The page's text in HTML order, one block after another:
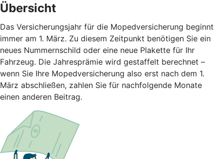
Übersicht
Das Versicherungsjahr für die Mopedversicherung beginnt
immer am 1. März. Zu diesem Zeitpunkt benötigen Sie ein
neues Nummernschild oder eine neue Plakette für Ihr
Fahrzeug. Die Jahresprämie wird gestaffelt berechnet –
wenn Sie Ihre Mopedversicherung also erst nach dem 1.
März abschließen, zahlen Sie für nachfolgende Monate
einen anderen Beitrag.